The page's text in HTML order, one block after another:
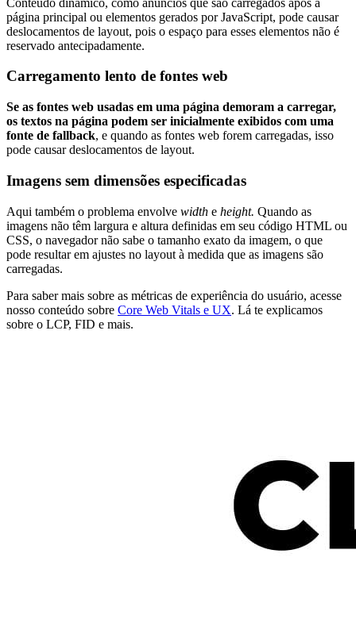
página principal ou elementos gerados por JavaScript, pode causar
deslocamentos de layout, pois o espaço para esses elementos não é
reservado antecipadamente.
Carregamento lento de fontes web
Se as fontes web usadas em uma página demoram a carregar,
os textos na página podem ser inicialmente exibidos com uma
fonte de fallback, e quando as fontes web forem carregadas, isso
pode causar deslocamentos de layout.
Imagens sem dimensões especificadas
Aqui também o problema envolve width e height. Quando as
imagens não têm largura e altura definidas em seu código HTML ou
CSS, o navegador não sabe o tamanho exato da imagem, o que
pode resultar em ajustes no layout à medida que as imagens são
carregadas.
Para saber mais sobre as métricas de experiência do usuário, acesse
nosso conteúdo sobre Core Web Vitals e UX. Lá te explicamos
sobre o LCP, FID e mais.